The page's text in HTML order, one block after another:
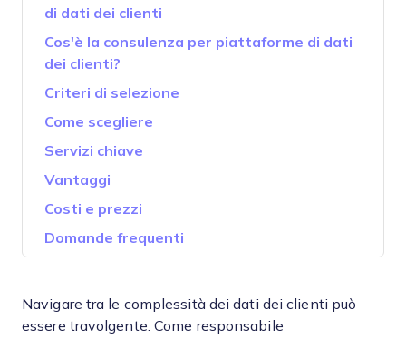
di dati dei clienti
Cos'è la consulenza per piattaforme di dati
dei clienti?
Criteri di selezione
Come scegliere
Servizi chiave
Vantaggi
Costi e prezzi
Domande frequenti
Navigare tra le complessità dei dati dei clienti può
essere travolgente. Come responsabile